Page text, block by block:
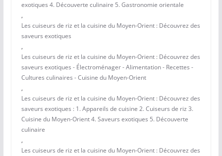
exotiques 4. Découverte culinaire 5. Gastronomie orientale
,
Les cuiseurs de riz et la cuisine du Moyen-Orient : Découvrez des
saveurs exotiques
,
Les cuiseurs de riz et la cuisine du Moyen-Orient : Découvrez des
saveurs exotiques - Électroménager - Alimentation - Recettes -
Cultures culinaires - Cuisine du Moyen-Orient
,
Les cuiseurs de riz et la cuisine du Moyen-Orient : Découvrez des
saveurs exotiques : 1. Appareils de cuisine 2. Cuiseurs de riz 3.
Cuisine du Moyen-Orient 4. Saveurs exotiques 5. Découverte
culinaire
,
Les cuiseurs de riz et la cuisine du Moyen-Orient : Découvrez des